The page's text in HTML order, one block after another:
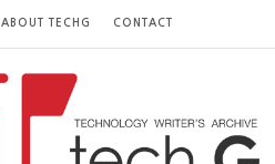
ABOUT TECHG CONTACT